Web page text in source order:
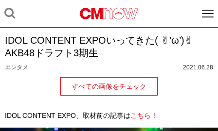
IDOL CONTENT EXPOいってきた( ✌︎’ω’)✌︎
AKB48ドラフト3期生
エンタメ 2021.06.28
すべての画像をチェック
IDOL CONTENT EXPO、取材前の記事はこちら！